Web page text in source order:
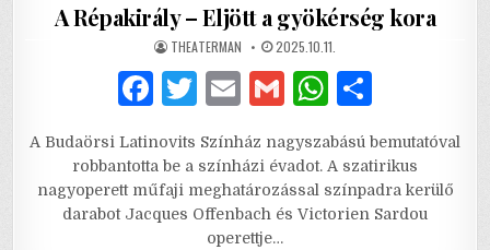
A Répakirály – Eljött a gyökérség kora
AUTHOR:
THEATERMAN PUBLISHED
DATE:
2025.10.11.
F
c
e
b
T
it
te
r
E
ai
l
G
ai
l
W
at
s
A
ar
e
A Budaörsi Latinovits Színház nagyszabású bemutatóval
robbantotta be a színházi évadot. A szatirikus
nagyoperett műfaji meghatározással színpadra kerülő
darabot Jacques Offenbach és Victorien Sardou
operettje…